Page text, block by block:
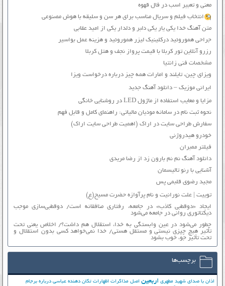
معنی و تعبیر اسب در فال قهوه
انتخاب فیلم و سریال مناسب برای هر سن و سلیقه با هوش مصنوعی
متن آهنگ خدا یکی یار یکی دلبر و دلدار یکی از امید عقابی
جراحی هموروئید درکلینیک لیزر هموروئید و هزینه عمل بواسیر
رزرو آنلاین تور کربلا با قیمت پرواز نجف و هتل کربلا
مشخصات فنی زانتیا
ویزای چین، تایلند و امارات همه چیز درباره درخواست ویزا
ایرانی موزیک – دانلود آهنگ جدید
مزایا و معایب استفاده از ماژول LED در روشنایی خانگی
نحوه ثبت نام در سامانه مودیان مالیاتی: راهنمای کامل و قابل فهم
سفارش طراحی سایت در اراک (اهمیت طراحی سایت اراک)
خودرو هیدروژنی
فیلتر ممبران
دانلود آهنگ نم نم بارون زد از رضا مریدی
آشنایی با رنو تالیسمان
مجید رضوی قلبمی پس
توییت | علت نورانیت و نام پرآوازه حضرت مسیح(ع)
ایجاد «دوقطبی کاذب» در جامعه، رفتاری منافقانه است/ دوقطبی‌سازی موجب
دیکتاتوری روانی در جامعه می‌شود
چطور می‌شود در عین وابستگی به خدا، استقلال هم داشت؟/ اخلاص یعنی تحت
تأثیر هیچ چیزی نیستی و مستقل هستی/ خدا نمی‌خواهد کسی بدون استقلال و
تحت تأثیر جوّ، خوب بشود
برچسب‌ها
اذان با صدای شهید مطهری اربعین اصل مذاکرات اظهارات تکان دهنده عباسی درباره برجام